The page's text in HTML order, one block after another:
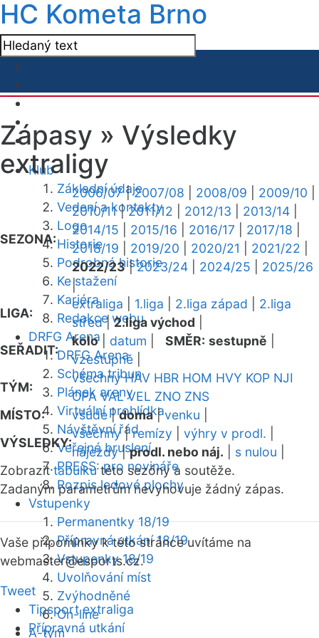
HC Kometa Brno
Klub
Základní údaje
Vedení a kontakty
Logo
Historie
Podrobná historie
Ke stažení
Kariéra
Redakce webu
DRFG Arena
DRFG Arena
Schéma tribun
Plánek areny
Virtuální prohlídka
Návštěvní řád
Veřejné bruslení
PRESS: pro novináře
Rozpis ledové plochy
Vstupenky
Permanentky 18/19
Přípravná utkání 18/19
Vstupenky 18/19
Uvolňování míst
Zvýhodněné
On-line
A-tým
Zápasy » Výsledky
extraligy
SEZONA:
2006/07|2007/08 2008/09 2009/10
2010/11|2011/12 2012/13 2013/14
2014/15
2015/16 2016/17 2017/18
2018/19
2019/20 2020/21 2021/22
2022/23|2023/24 2024/25
2025/26
|
LIGA:
extraliga 1.liga 2.liga západ
2.liga
střed|2.liga východ
SEŘADIT:
kolo| datum SMĚR: sestupně
vzestupně
TÝM:
všechny HAV HBR HOM HVY KOP NJI
OPA VAL VEL ZNO ZNS
MÍSTO:
všude|doma|venku
VÝSLEDKY:
všechny|remízy výhry v prodl.
nájezdy|prodl. nebo náj. s nulou
Zobrazittabulkutéto sezóny a soutěže.
Zadaným parametrům nevyhovuje žádný zápas.
Vaše připomínky k této stránce uvítáme na
webmaster@esports.cz.
Tweet
Tipsport extraliga
Přípravná utkání